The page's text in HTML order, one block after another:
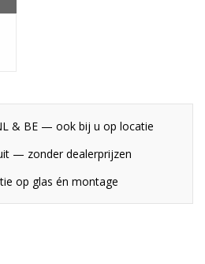
& BE — ook bij u op locatie
— zonder dealerprijzen
op glas én montage